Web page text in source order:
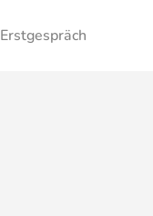
Erstgespräch